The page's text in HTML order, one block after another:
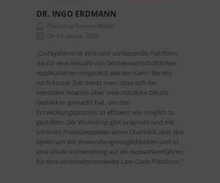
DR. INGO ERDMANN
Posted by Simone Wibbe
On 14. Januar 2020
„OutSystems ist eine sehr umfassende Plattform,
die für eine Vielzahl von betriebswirtschaftlichen
Applikationen eingesetzt werden kann. Bereits
nach kurzer Zeit merkt man, dass sich der
Hersteller intensiv über viele nützliche Details
Gedanken gemacht hat, um den
Entwicklungsprozess so effizient wie möglich zu
gestalten. Der Workshop gibt prägnant und mit
schönen Praxisbeispielen einen Überblick über das
Spektrum der Anwendungsmöglichkeiten und ist
eine ideale Vorbereitung auf ein Auswahlverfahren
für eine unternehmensweite Low-Code Plattform.“